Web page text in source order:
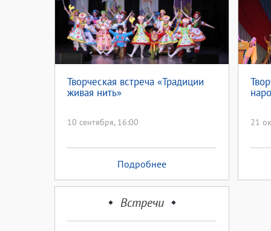
Творческая встреча «Традиции
живая нить»
10 сентября, 16:00
Подробнее
21
Встречи